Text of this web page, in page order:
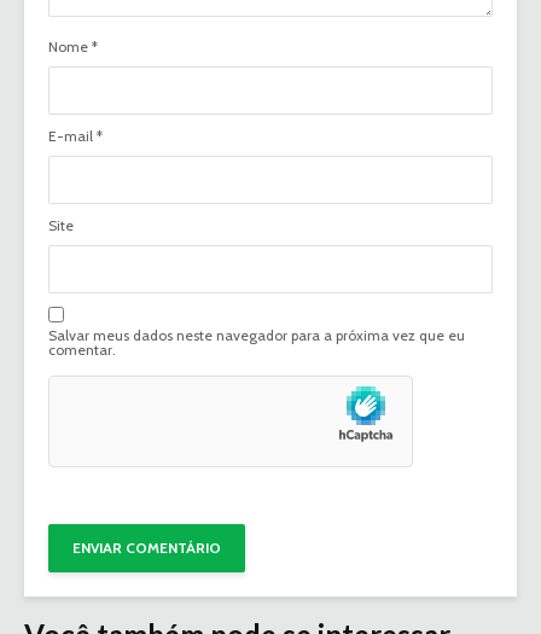
Nome *
E-mail *
Site
Salvar meus dados neste navegador para a próxima vez que eu
comentar.